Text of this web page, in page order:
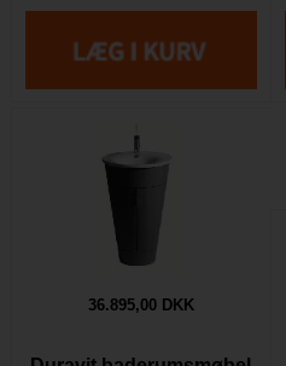
36.895,00 DKK